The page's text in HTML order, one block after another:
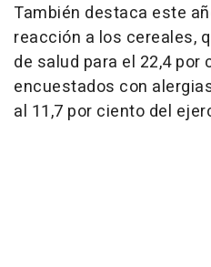
También destaca este
reacción a los cereales,
de salud para el 22,4 por
encuestados con
al 11,7 por ciento del